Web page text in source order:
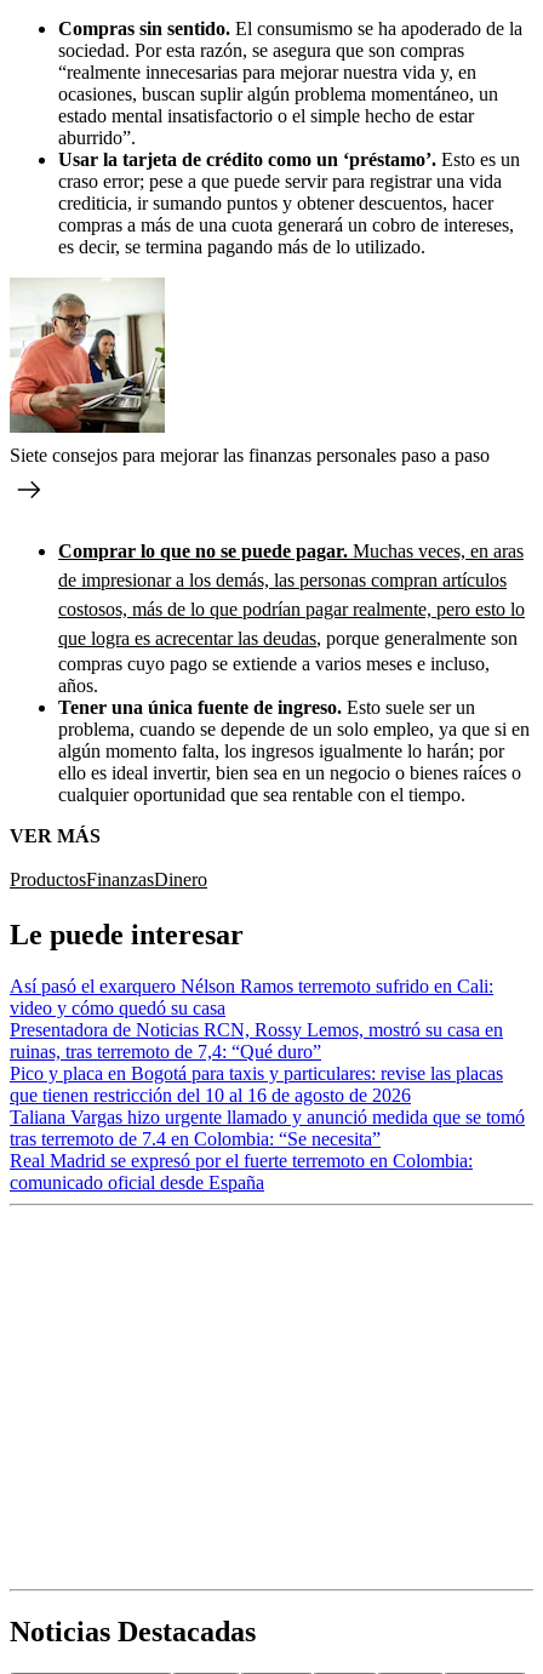
Compras sin sentido. El consumismo se ha apoderado de la
sociedad. Por esta razón, se asegura que son compras
“realmente innecesarias para mejorar nuestra vida y, en
ocasiones, buscan suplir algún problema momentáneo, un
estado mental insatisfactorio o el simple hecho de estar
aburrido”.
Usar la tarjeta de crédito como un ‘préstamo’. Esto es un
craso error; pese a que puede servir para registrar una vida
crediticia, ir sumando puntos y obtener descuentos, hacer
compras a más de una cuota generará un cobro de intereses,
es decir, se termina pagando más de lo utilizado.
Siete consejos para mejorar las finanzas personales paso a paso
Comprar lo que no se puede pagar. Muchas veces, en aras
de impresionar a los demás, las personas compran artículos
costosos, más de lo que podrían pagar realmente, pero esto lo
que logra es acrecentar las deudas, porque generalmente son
compras cuyo pago se extiende a varios meses e incluso,
años.
Tener una única fuente de ingreso. Esto suele ser un
problema, cuando se depende de un solo empleo, ya que si en
algún momento falta, los ingresos igualmente lo harán; por
ello es ideal invertir, bien sea en un negocio o bienes raíces o
cualquier oportunidad que sea rentable con el tiempo.
VER MÁS
ProductosFinanzasDinero
Le puede interesar
Así pasó el exarquero Nélson Ramos terremoto sufrido en Cali:
video y cómo quedó su casa
Presentadora de Noticias RCN, Rossy Lemos, mostró su casa en
ruinas, tras terremoto de 7,4: “Qué duro”
Pico y placa en Bogotá para taxis y particulares: revise las placas
que tienen restricción del 10 al 16 de agosto de 2026
Taliana Vargas hizo urgente llamado y anunció medida que se tomó
tras terremoto de 7.4 en Colombia: “Se necesita”
Real Madrid se expresó por el fuerte terremoto en Colombia:
comunicado oficial desde España
Noticias Destacadas